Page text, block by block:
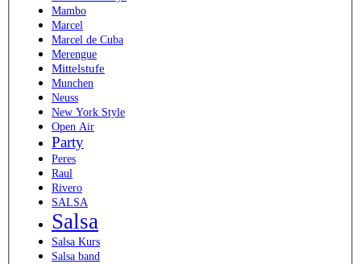
Mambo
Marcel
Marcel de Cuba
Merengue
Mittelstufe
Munchen
Neuss
New York Style
Open Air
Party
Peres
Raul
Rivero
SALSA
Salsa
Salsa Kurs
Salsa band